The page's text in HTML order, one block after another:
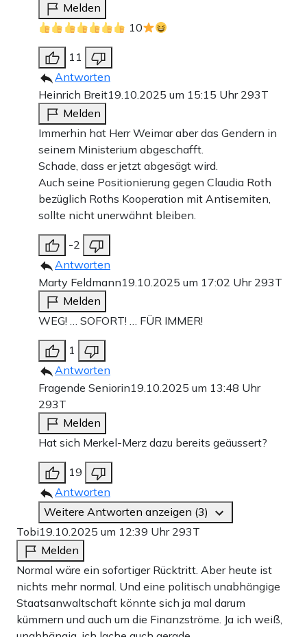
Es zieht sich also wie ein roter Faden durch die Karriere
des immer sehr auf sein eloquentes und
kulturliebhaberisches Auftreten bedachten
Kulturstaatsministers, bereits bestehende Gedanken zu
nutzen, zumindest einzubetten oder sogar vollständig als
eigene Publikation zu übernehmen. Vermutlich balancierte
er dabei immer an der Grenze zur rechtlichen
Fragwürdigkeit – zumindest wurde ihm bislang nichts
angehängt, wie auchThe European mit Bezug auf die
eigene Plattform in der Stellungnahme erklärte. Jetzt steht
Weimer aber mehr unter Druck denn je – lange wird
Friedrich Merz zu der Personalie wahrscheinlich nicht
mehr schweigen können.
Zu den Kommentaren (73)
Einmalig Monatlich
Apollo News unterstützen
Zahlungsoptionen: Pay
Pay
15 €
Bank-Überweisung
Melden
10
11
Antworten
Heinrich Breit19.10.2025 um 15:15 Uhr 293T
Melden
Immerhin hat Herr Weimar aber das Gendern in
seinem Ministerium abgeschafft.
Schade, dass er jetzt abgesägt wird.
Auch seine Positionierung gegen Claudia Roth
bezüglich Roths Kooperation mit Antisemiten,
sollte nicht unerwähnt bleiben.
-2
Antworten
Marty Feldmann19.10.2025 um 17:02 Uhr 293T
Melden
WEG! … SOFORT! … FÜR IMMER!
1
Antworten
Fragende Seniorin19.10.2025 um 13:48 Uhr
293T
Melden
Hat sich Merkel-Merz dazu bereits geäussert?
19
Antworten
Weitere Antworten anzeigen (3)
Tobi19.10.2025 um 12:39 Uhr 293T
Melden
Normal wäre ein sofortiger Rücktritt. Aber heute ist
nichts mehr normal. Und eine politisch unabhängige
Staatsanwaltschaft könnte sich ja mal darum
kümmern und auch um die Finanzströme. Ja ich weiß,